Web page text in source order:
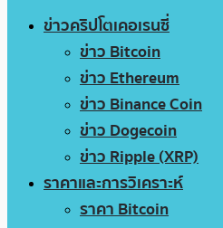
ข่าวคริปโตเคอเรนซี่
ข่าว Bitcoin
ข่าว Ethereum
ข่าว Binance Coin
ข่าว Dogecoin
ข่าว Ripple (XRP)
ราคาและการวิเคราะห์
ราคา Bitcoin